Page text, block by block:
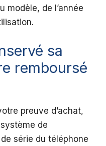
modèle, de l’année
sa
remboursé
preuve d’achat,
de
série du téléphone